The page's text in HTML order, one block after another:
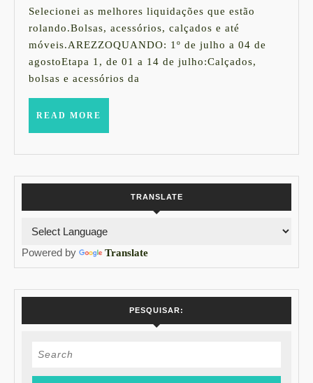
.:.
AREZZO
e
MiCASA
de
2015
Selecionei as melhores liquidações que estão
rolando.Bolsas, acessórios, calçados e até
móveis.AREZZOQUANDO: 1º de julho a 04 de
agostoEtapa 1, de 01 a 14 de julho:Calçados,
bolsas e acessórios da
READ MORE
TRANSLATE
Powered by Translate
PESQUISAR:
Search